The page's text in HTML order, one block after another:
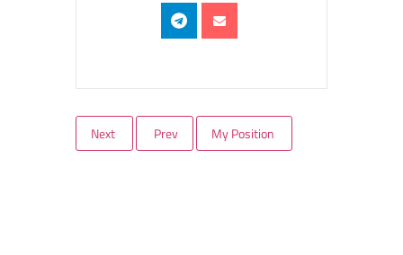
Next Prev My Position